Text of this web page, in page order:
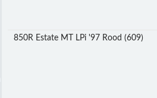
850R Estate MT LPi '97 Rood (609)